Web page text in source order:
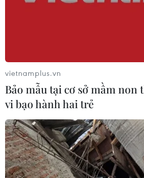
05/08/2026 22:43
Houthi bị nghi đứng sau
tấn công đánh chìm tàu hàng Ấn
trên Biển Đỏ
05/08/2026 15:29
Israel và Liban không đạt tiến
vietnamplus.vn
Bảo mẫu tại cơ sở mầm non
vi bạo hành hai trẻ